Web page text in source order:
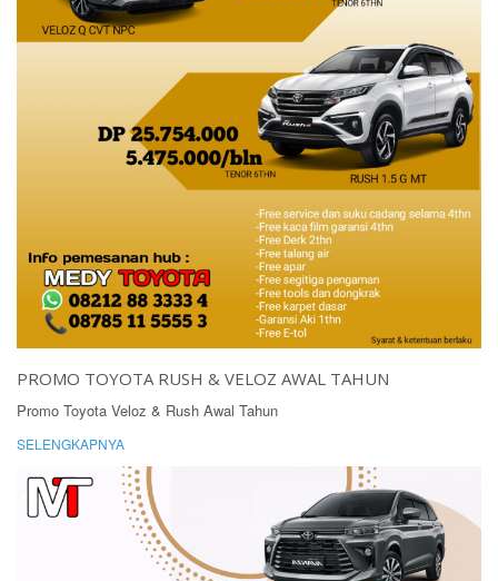
PROMO TOYOTA RUSH & VELOZ AWAL TAHUN
Promo Toyota Veloz & Rush Awal Tahun
SELENGKAPNYA